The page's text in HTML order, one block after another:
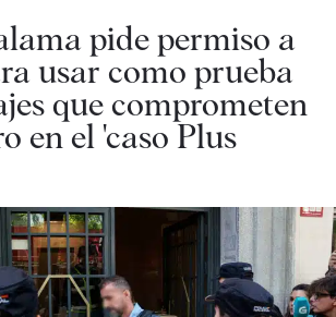
pide permiso a
usar como prueba
que comprometen
en el 'caso Plus